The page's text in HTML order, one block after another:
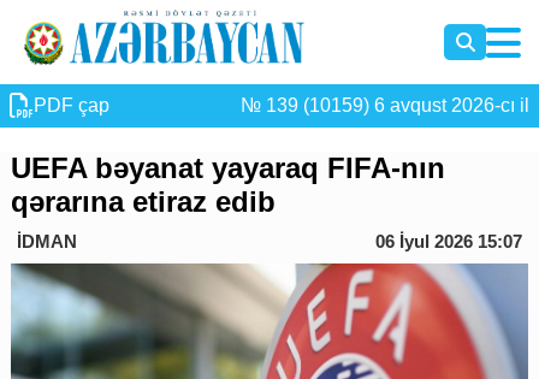
PDF çap № 139 (10159) 6 avqust 2026-cı il
UEFA bəyanat yayaraq FIFA-nın
qərarına etiraz edib
İDMAN 06 İyul 2026 15:07